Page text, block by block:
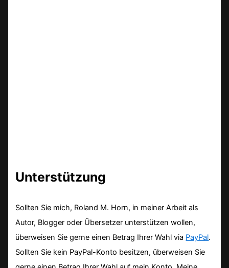
Unterstützung
Sollten Sie mich, Roland M. Horn, in meiner Arbeit als
Autor, Blogger oder Übersetzer unterstützen wollen,
überweisen Sie gerne einen Betrag Ihrer Wahl via PayPal.
Sollten Sie kein PayPal-Konto besitzen, überweisen Sie